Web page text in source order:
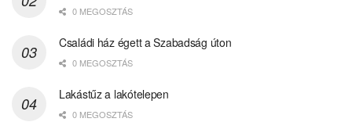
0 MEGOSZTÁS
Családi ház égett a Szabadság úton
0 MEGOSZTÁS
Lakástűz a lakótelepen
0 MEGOSZTÁS